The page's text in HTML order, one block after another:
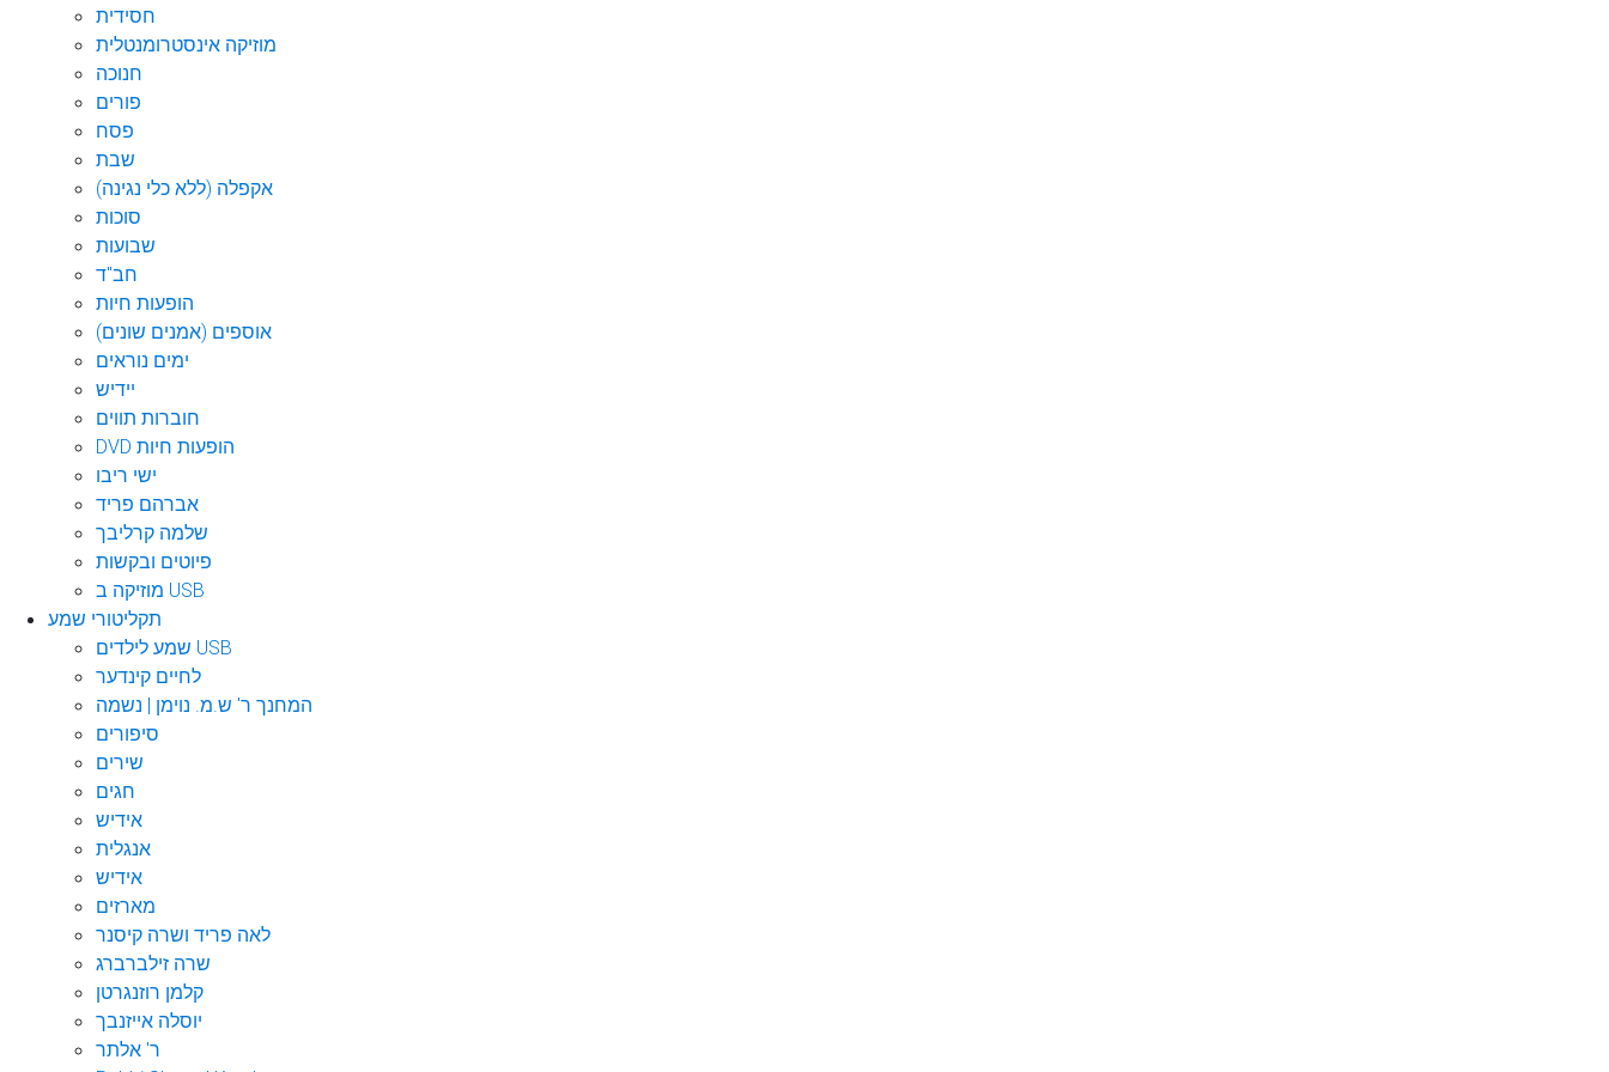
חסידית
מוזיקה אינסטרומנטלית
חנוכה
פורים
פסח
שבת
אקפלה (ללא כלי נגינה)
סוכות
שבועות
חב"ד
הופעות חיות
אוספים (אמנים שונים)
ימים נוראים
יידיש
חוברות תווים
DVD הופעות חיות
ישי ריבו
אברהם פריד
שלמה קרליבך
פיוטים ובקשות
מוזיקה ב USB
תקליטורי שמע
שמע לילדים USB
לחיים קינדער
המחנך ר' ש.מ. נוימן | נשמה
סיפורים
שירים
חגים
אידיש
אנגלית
אידיש
מארזים
לאה פריד ושרה קיסנר
שרה זילברברג
קלמן רוזנגרטן
יוסלה אייזנבך
ר' אלתר